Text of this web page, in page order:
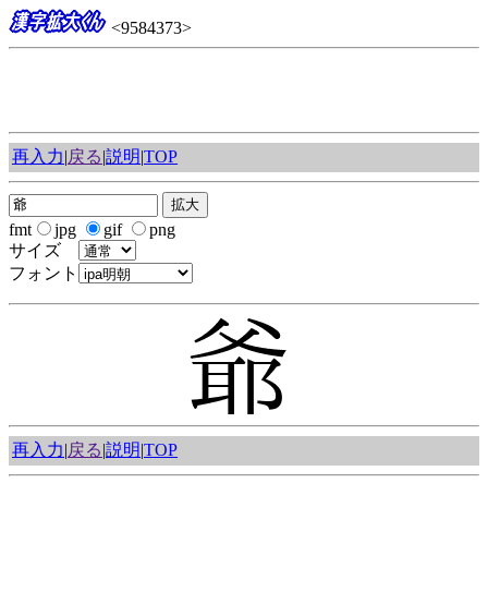
<9584373>
再入力|戻る|説明|TOP
fmt jpg gif
png
サイズ
フォント
再入力|戻る|説明|TOP